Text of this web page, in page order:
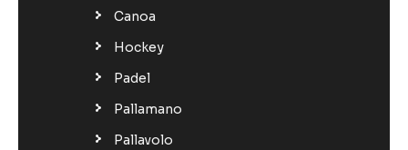
Canoa
Hockey
Padel
Pallamano
Pallavolo